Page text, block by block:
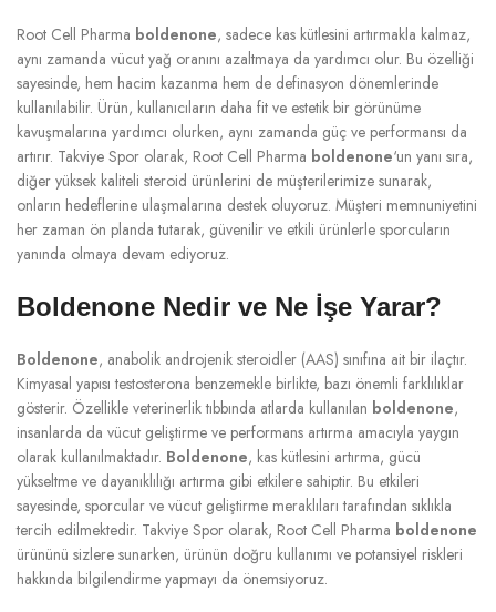
Root Cell Pharma boldenone, sadece kas kütlesini artırmakla kalmaz,
aynı zamanda vücut yağ oranını azaltmaya da yardımcı olur. Bu özelliği
sayesinde, hem hacim kazanma hem de definasyon dönemlerinde
kullanılabilir. Ürün, kullanıcıların daha fit ve estetik bir görünüme
kavuşmalarına yardımcı olurken, aynı zamanda güç ve performansı da
artırır. Takviye Spor olarak, Root Cell Pharma boldenone‘un yanı sıra,
diğer yüksek kaliteli steroid ürünlerini de müşterilerimize sunarak,
onların hedeflerine ulaşmalarına destek oluyoruz. Müşteri memnuniyetini
her zaman ön planda tutarak, güvenilir ve etkili ürünlerle sporcuların
yanında olmaya devam ediyoruz.
Boldenone Nedir ve Ne İşe Yarar?
Boldenone, anabolik androjenik steroidler (AAS) sınıfına ait bir ilaçtır.
Kimyasal yapısı testosterona benzemekle birlikte, bazı önemli farklılıklar
gösterir. Özellikle veterinerlik tıbbında atlarda kullanılan boldenone,
insanlarda da vücut geliştirme ve performans artırma amacıyla yaygın
olarak kullanılmaktadır. Boldenone, kas kütlesini artırma, gücü
yükseltme ve dayanıklılığı artırma gibi etkilere sahiptir. Bu etkileri
sayesinde, sporcular ve vücut geliştirme meraklıları tarafından sıklıkla
tercih edilmektedir. Takviye Spor olarak, Root Cell Pharma boldenone
ürününü sizlere sunarken, ürünün doğru kullanımı ve potansiyel riskleri
hakkında bilgilendirme yapmayı da önemsiyoruz.